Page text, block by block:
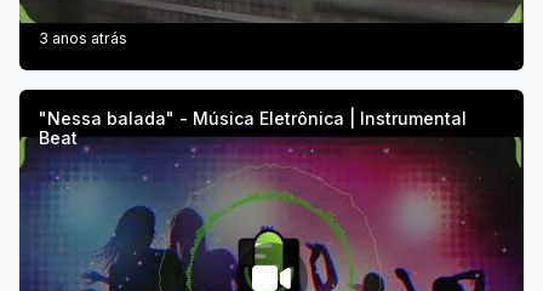
3 anos atrás
"Nessa balada" - Música Eletrônica | Instrumental
Beat